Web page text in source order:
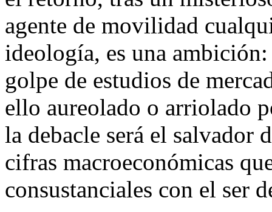
agente de movilidad
ideología, es una
golpe de estudios de
ello aureolado o arriolado
la debacle será el salvador
cifras macroeconómicas
consustanciales con el ser